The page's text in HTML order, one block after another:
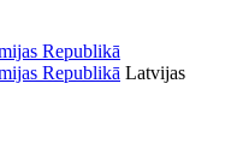
Latvijas